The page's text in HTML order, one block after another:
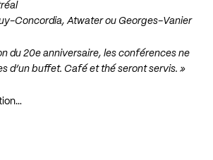
Concordia, Atwater ou Georges-Vanier
du 20e anniversaire, les conférences ne
d’un buffet. Café et thé seront servis. »